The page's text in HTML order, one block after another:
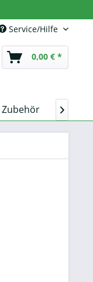
Service/Hilfe
0,00 € *
Zubehör 